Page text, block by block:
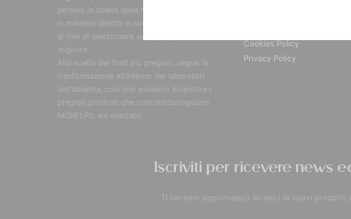
persino la scelta della materia prima, reperita
in maniera diretta in svariate parti del mondo
al fine di selezionare sempre il prodotto
migliore.
Alla scelta dei filati più pregiati, segue la
trasformazione all’interno dei laboratori
dell’azienda, così che possano diventare i
pregiati prodotti che contraddistinguono
MORELFIL sul mercato.
Cookies Policy
Privacy Policy
Iscriviti per ricevere news
Ti terremo aggiornata/o su lanci di nuovi